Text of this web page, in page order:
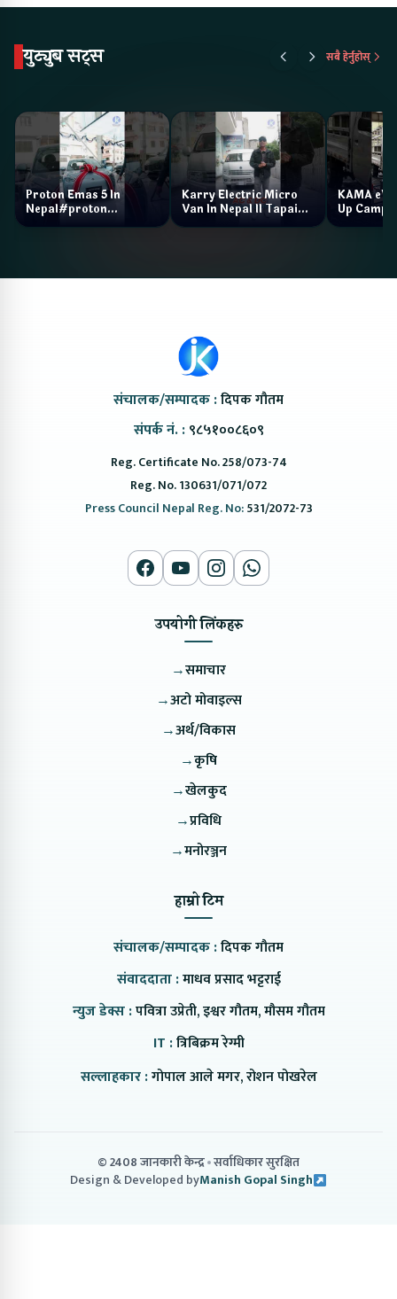
युट्युब सट्स सबै हेर्नुहोस्
Proton Emas 5 In
Nepal#proton
#protonemas5#protonnepal#evcarnepal
Karry Electric Micro
Van In Nepal II Tapaiko
Bazar II Jankari
KAMA eV
Up Camp
संचालक/सम्पादक :दिपक गौतम
संपर्क नं. : ९८५१००८६०९
Reg. Certificate No. 258/073-74
Reg. No. 130631/071/072
Press Council Nepal Reg. No:531/2072-73
उपयोगी लिंकहरु
→समाचार
→अटो मोवाइल्स
→अर्थ/विकास
→कृषि
→खेलकुद
→प्रविधि
→मनोरञ्जन
हाम्रो टिम
संचालक/सम्पादक :दिपक गौतम
संवाददाता :माधव प्रसाद भट्टराई
न्युज डेक्स :पवित्रा उप्रेती, इश्वर गौतम, मौसम गौतम
IT :त्रिबिक्रम रेग्मी
सल्लाहकार :गोपाल आले मगर, रोशन पोखरेल
© 2408 जानकारी केन्द्र सर्वाधिकार सुरक्षित
Design & Developed byManish Gopal Singh